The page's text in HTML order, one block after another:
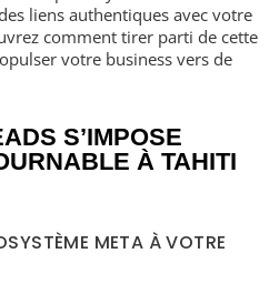
liens authentiques avec votre
comment tirer parti de cette
votre business vers de
S’IMPOSE
À TAHITI
META À VOTRE